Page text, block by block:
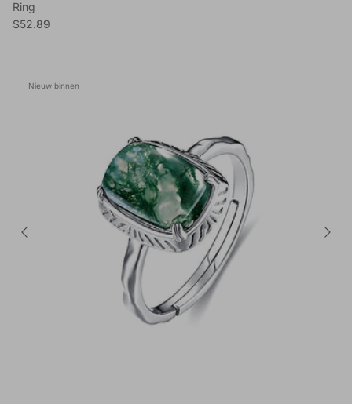
Ring
Reguliere prijs
$52.89
Nieuw binnen